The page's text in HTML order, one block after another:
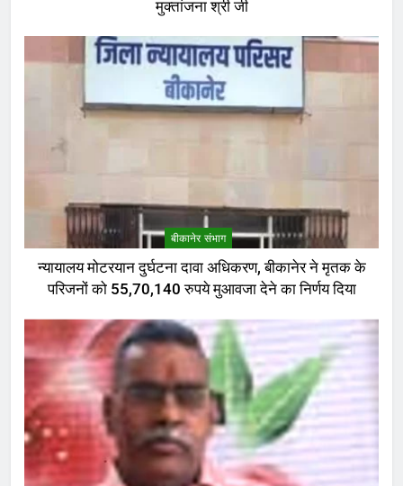
मुक्तांजना श्री जी
बीकानेर संभाग
न्यायालय मोटरयान दुर्घटना दावा अधिकरण, बीकानेर ने मृतक के
परिजनों को 55,70,140 रुपये मुआवजा देने का निर्णय दिया